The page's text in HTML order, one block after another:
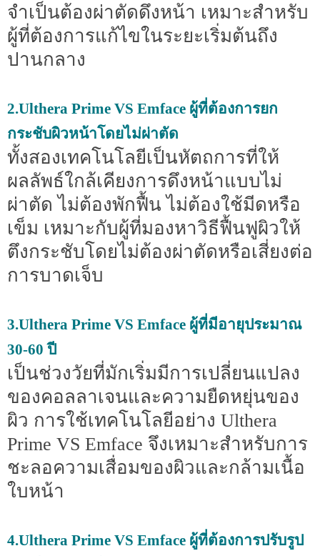
จำเป็นต้องผ่าตัดดึงหน้า เหมาะสำหรับ
ผู้ที่ต้องการแก้ไขในระยะเริ่มต้นถึง
ปานกลาง
2.Ulthera Prime VS Emface ผู้ที่ต้องการยก
กระชับผิวหน้าโดยไม่ผ่าตัด
ทั้งสองเทคโนโลยีเป็นหัตถการที่ให้
ผลลัพธ์ใกล้เคียงการดึงหน้าแบบไม่
ผ่าตัด ไม่ต้องพักฟื้น ไม่ต้องใช้มีดหรือ
เข็ม เหมาะกับผู้ที่มองหาวิธีฟื้นฟูผิวให้
ตึงกระชับโดยไม่ต้องผ่าตัดหรือเสี่ยงต่อ
การบาดเจ็บ
3.Ulthera Prime VS Emface ผู้ที่มีอายุประมาณ
30-60 ปี
เป็นช่วงวัยที่มักเริ่มมีการเปลี่ยนแปลง
ของคอลลาเจนและความยืดหยุ่นของ
ผิว การใช้เทคโนโลยีอย่าง Ulthera
Prime VS Emface จึงเหมาะสำหรับการ
ชะลอความเสื่อมของผิวและกล้ามเนื้อ
ใบหน้า
4.Ulthera Prime VS Emface ผู้ที่ต้องการปรับรูป